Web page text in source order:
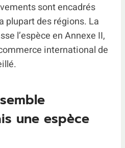
sont encadrés
plupart des régions. La
l’espèce en Annexe II,
international de
une espèce